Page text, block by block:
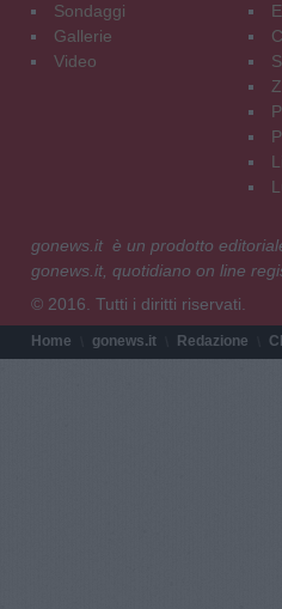
Sondaggi
Gallerie
Video
gonews.it è un prodotto
gonews.it, quotidiano on line
© 2016. Tutti i diritti riservati.
Home gonews.it Redazione